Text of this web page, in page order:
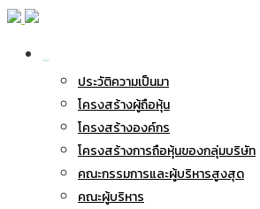
ประวัติความเป็นมา
โครงสร้างผู้ถือหุ้น
โครงสร้างองค์กร
โครงสร้างการถือหุ้นของกลุ่มบริษัท
คณะกรรมการและผู้บริหารสูงสุด
คณะผู้บริหาร